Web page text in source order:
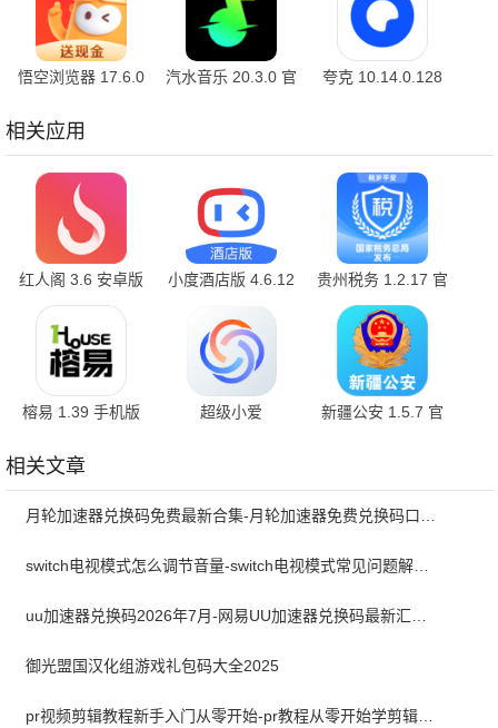
悟空浏览器 17.6.0
汽水音乐 20.3.0 官
夸克 10.14.0.128
相关应用
红人阁 3.6 安卓版
小度酒店版 4.6.12
贵州税务 1.2.17 官
方版
榕易 1.39 手机版
超级小爱
新疆公安 1.5.7 官
相关文章
switch电视模式怎么调节音量-switch电视模式常见问题解决方案
御光盟国汉化组游戏礼包码大全2025
pr视频剪辑教程新手入门从零开始-pr教程从零开始学剪辑全集免费